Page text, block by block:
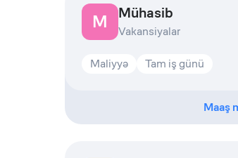
M Mühasib
Vakansiyalar
Maliyyə Tam iş günü
Maaş